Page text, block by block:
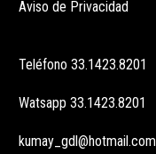
Aviso de Privacidad
Teléfono 33.1423.8201
Watsapp 33.1423.8201
kumay_gdl@hotmail.com